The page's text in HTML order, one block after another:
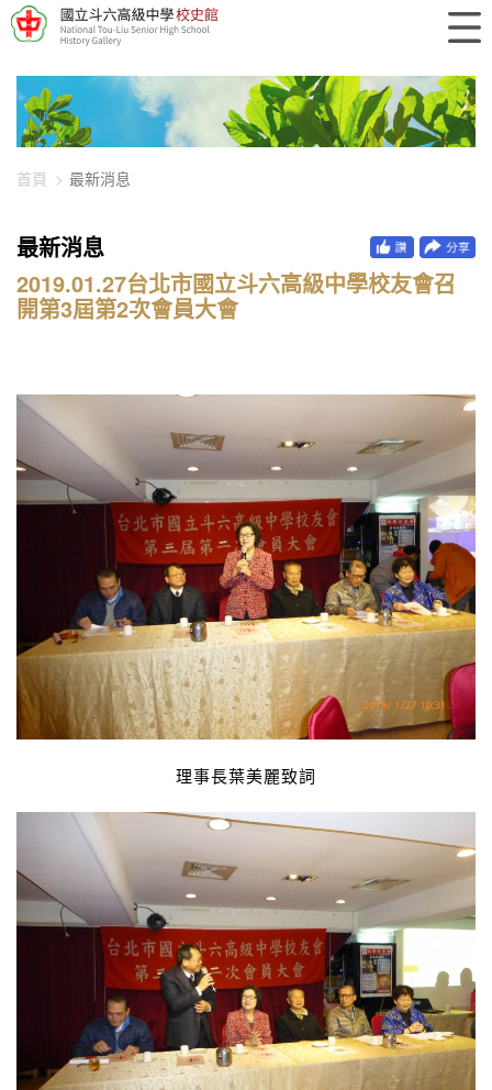
448-2393
首頁 最新消息
最新消息
2019.01.27台北市國立斗六高級中學校友會召
開第3屆第2次會員大會
理事長葉美麗致詞